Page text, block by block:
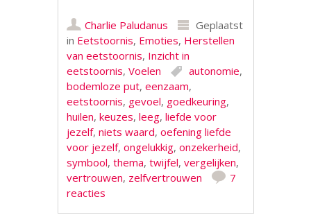
Charlie Paludanus
Geplaatst
in Eetstoornis, Emoties, Herstellen
van eetstoornis, Inzicht in
eetstoornis,Voelen autonomie,
bodemloze put,eenzaam,
eetstoornis, gevoel, goedkeuring,
huilen,keuzes,leeg,liefde voor
jezelf,niets waard,oefening liefde
voor jezelf,ongelukkig,onzekerheid,
symbool,thema,twijfel,vergelijken,
vertrouwen, zelfvertrouwen
7
reacties